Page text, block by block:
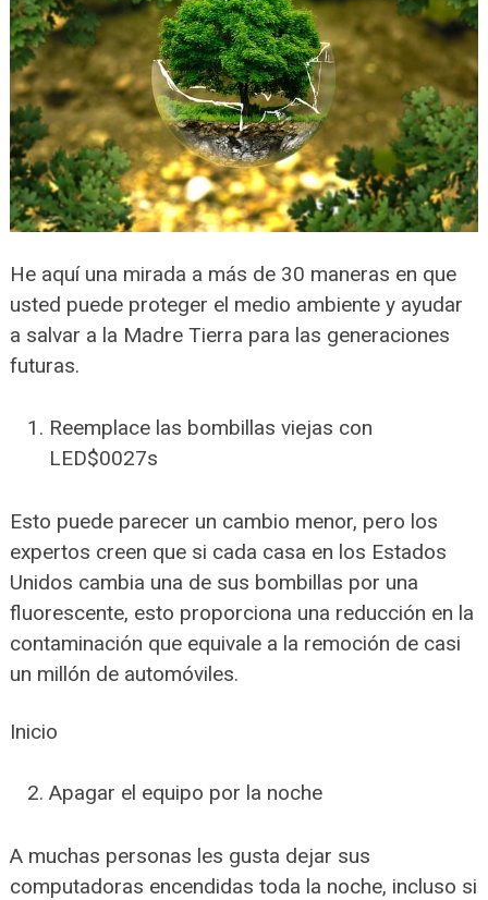
He aquí una mirada a más de 30 maneras en que
usted puede proteger el medio ambiente y ayudar
a salvar a la Madre Tierra para las generaciones
futuras.
Reemplace las bombillas viejas con
LED$0027s
Esto puede parecer un cambio menor, pero los
expertos creen que si cada casa en los Estados
Unidos cambia una de sus bombillas por una
fluorescente, esto proporciona una reducción en la
contaminación que equivale a la remoción de casi
un millón de automóviles.
Inicio
Apagar el equipo por la noche
A muchas personas les gusta dejar sus
computadoras encendidas toda la noche, incluso si